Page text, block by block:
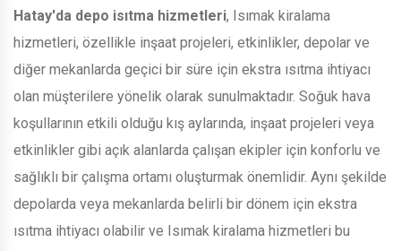
Hatay'da depo isıtma hizmetleri, Isımak kiralama
hizmetleri, özellikle inşaat projeleri, etkinlikler, depolar ve
diğer mekanlarda geçici bir süre için ekstra ısıtma ihtiyacı
olan müşterilere yönelik olarak sunulmaktadır. Soğuk hava
koşullarının etkili olduğu kış aylarında, inşaat projeleri veya
etkinlikler gibi açık alanlarda çalışan ekipler için konforlu ve
sağlıklı bir çalışma ortamı oluşturmak önemlidir. Aynı şekilde
depolarda veya mekanlarda belirli bir dönem için ekstra
ısıtma ihtiyacı olabilir ve Isımak kiralama hizmetleri bu